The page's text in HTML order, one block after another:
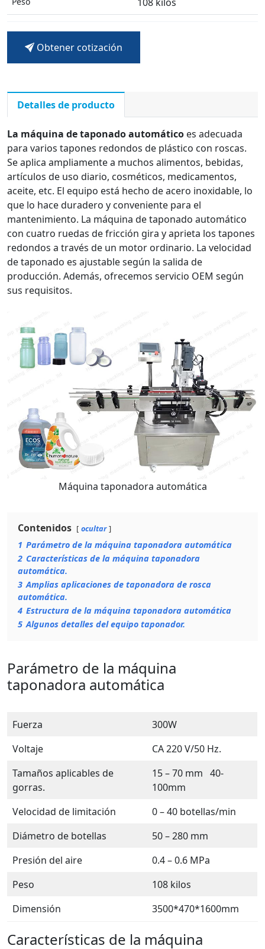
Obtener cotización
Detalles de producto
La máquina de taponado automático es adecuada
para varios tapones redondos de plástico con roscas.
Se aplica ampliamente a muchos alimentos, bebidas,
artículos de uso diario, cosméticos, medicamentos,
aceite, etc. El equipo está hecho de acero inoxidable, lo
que lo hace duradero y conveniente para el
mantenimiento. La máquina de taponado automático
con cuatro ruedas de fricción gira y aprieta los tapones
redondos a través de un motor ordinario. La velocidad
de taponado es ajustable según la salida de
producción. Además, ofrecemos servicio OEM según
sus requisitos.
Máquina taponadora automática
Contenidos ocultar
1 Parámetro de la máquina taponadora automática
2 Características de la máquina taponadora
automática.
3 Amplias aplicaciones de taponadora de rosca
automática.
4 Estructura de la máquina taponadora automática
5 Algunos detalles del equipo taponador.
Parámetro de la máquina
taponadora automática
Fuerza
300W
Voltaje
CA 220 V/50 Hz.
Tamaños aplicables de
gorras.
15 – 70 mm 40-
100mm
Velocidad de limitación
0 – 40 botellas/min
Diámetro de botellas
50 – 280 mm
Presión del aire
0.4 – 0.6 MPa
Peso
108 kilos
Dimensión
3500*470*1600mm
Características de la máquina